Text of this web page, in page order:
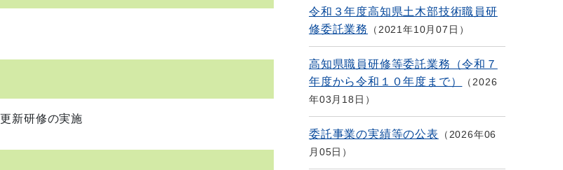
新研修の実施
令和３年度高知県土木部技術職員研
修委託業務
2021年10月07日
高知県職員研修等委託業務（令和７
年度から令和１０年度まで）
2026
年03月18日
委託事業の実績等の公表
2026年06
月05日